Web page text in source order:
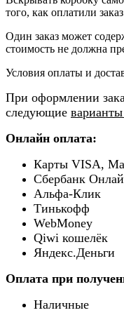
того, как оплатили
Один заказ может
стоимость не должна
Условия оплаты и
При оформлении
следующие
Онлайн оплата:
Карты VISA,
Сбербанк
Альфа-Клик
Тинькофф
WebMoney
Qiwi кошелёк
Яндекс.Деньги
Оплата при
Наличные